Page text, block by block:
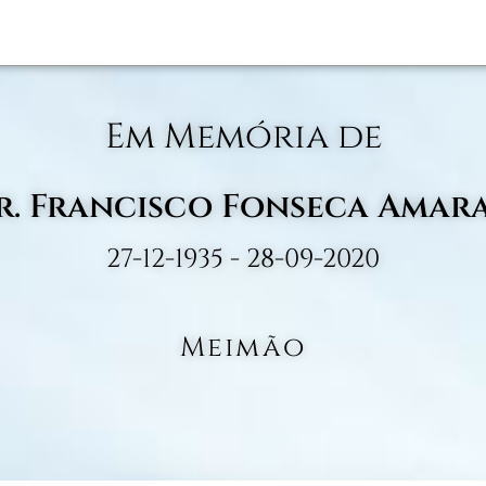
Em Memória de
Francisco Fonseca
27-12-1935 - 28-09-2020
Meimão